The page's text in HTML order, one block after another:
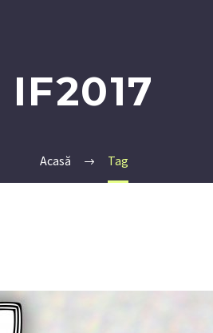
IF2017
Acasă Tag